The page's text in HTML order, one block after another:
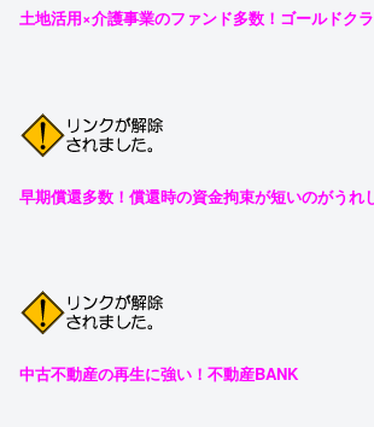
土地活用×介護事業のファンド多数！ゴールドク
早期償還多数！償還時の資金拘束が短いのがうれ
中古不動産の再生に強い！不動産BANK